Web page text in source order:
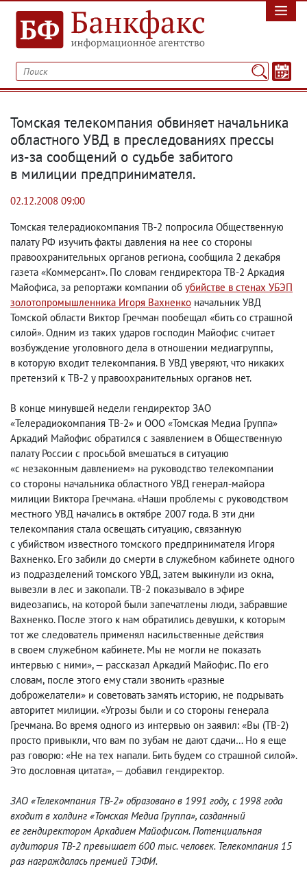
Томская телекомпания обвиняет начальника
областного УВД в преследованиях прессы
из-за сообщений о судьбе забитого
в милиции предпринимателя.
02.12.2008 09:00
Томская телерадиокомпания ТВ-2 попросила Общественную
палату РФ изучить факты давления на нее со стороны
правоохранительных органов региона, сообщила 2 декабря
газета «Коммерсант». По словам гендиректора ТВ-2 Аркадия
Майофиса, за репортажи компании об убийстве в стенах УБЭП
золотопромышленника Игоря Вахненко начальник УВД
Томской области Виктор Гречман пообещал «бить со страшной
силой». Одним из таких ударов господин Майофис считает
возбуждение уголовного дела в отношении медиагруппы,
в которую входит телекомпания. В УВД уверяют, что никаких
претензий к ТВ-2 у правоохранительных органов нет.
В конце минувшей недели гендиректор ЗАО
«Телерадиокомпания ТВ-2» и ООО «Томская Медиа Группа»
Аркадий Майофис обратился с заявлением в Общественную
палату России с просьбой вмешаться в ситуацию
«с незаконным давлением» на руководство телекомпании
со стороны начальника областного УВД генерал-майора
милиции Виктора Гречмана. «Наши проблемы с руководством
местного УВД начались в октябре 2007 года. В эти дни
телекомпания стала освещать ситуацию, связанную
с убийством известного томского предпринимателя Игоря
Вахненко. Его забили до смерти в служебном кабинете одного
из подразделений томского УВД, затем выкинули из окна,
вывезли в лес и закопали. ТВ-2 показывало в эфире
видеозапись, на которой были запечатлены люди, забравшие
Вахненко. После этого к нам обратились девушки, к которым
тот же следователь применял насильственные действия
в своем служебном кабинете. Мы не могли не показать
интервью с ними», — рассказал Аркадий Майофис. По его
словам, после этого ему стали звонить «разные
доброжелатели» и советовать замять историю, не подрывать
авторитет милиции. «Угрозы были и со стороны генерала
Гречмана. Во время одного из интервью он заявил: «Вы (ТВ-2)
просто привыкли, что вам по зубам не дают сдачи… Но я еще
раз говорю: «Не на тех напали. Бить будем со страшной силой».
Это дословная цитата», — добавил гендиректор.
ЗАО «Телекомпания ТВ-2» образовано в 1991 году, с 1998 года
входит в холдинг «Томская Медиа Группа», созданный
ее гендиректором Аркадием Майофисом. Потенциальная
аудитория ТВ-2 превышает 600 тыс. человек. Телекомпания 15
раз награждалась премией ТЭФИ.